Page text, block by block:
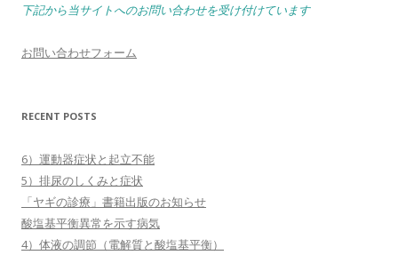
下記から当サイトへのお問い合わせを受け付けています
お問い合わせフォーム
RECENT POSTS
6）運動器症状と起立不能
5）排尿のしくみと症状
「ヤギの診療」書籍出版のお知らせ
酸塩基平衡異常を示す病気
4）体液の調節（電解質と酸塩基平衡）